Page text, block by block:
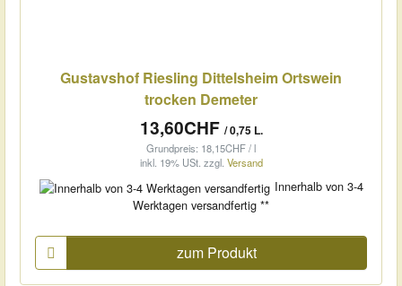
Gustavshof Riesling Dittelsheim Ortswein
trocken Demeter
13,60CHF / 0,75 L.
Grundpreis: 18,15CHF / l
inkl. 19% USt. zzgl. Versand
Innerhalb von 3-4
Werktagen versandfertig **
zum Produkt